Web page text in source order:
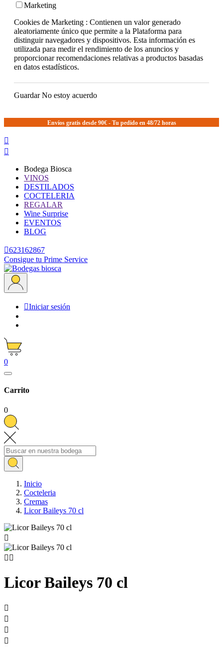
Marketing
Cookies de Marketing : Contienen un valor generado
aleatoriamente único que permite a la Plataforma para
distinguir navegadores y dispositivos. Esta información es
utilizada para medir el rendimiento de los anuncios y
proporcionar recomendaciones relativas a productos basadas
en datos estadísticos.
GuardarNo estoy acuerdo
Envíos gratis desde 90€ - Tu pedido en 48/72 horas


Bodega Biosca
VINOS
DESTILADOS
COCTELERIA
REGALAR
Wine Surprise
EVENTOS
BLOG
623162867
Consigue tu Prime Service
Iniciar sesión
0
Carrito
0
Inicio
Cocteleria
Cremas
Licor Baileys 70 cl

 
Licor Baileys 70 cl



